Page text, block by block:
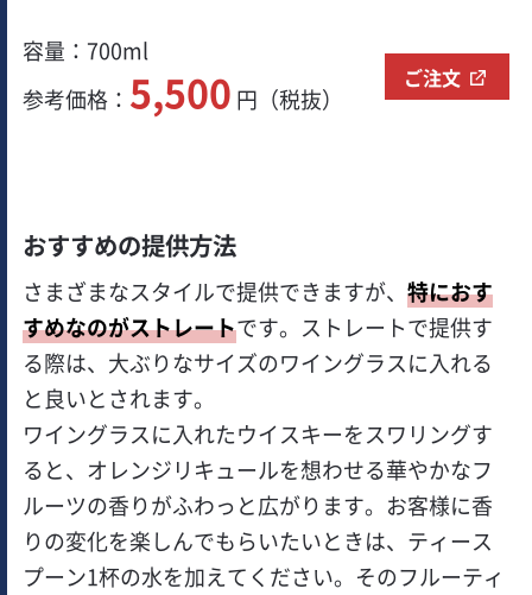
容量：700ml
参考価格： 5,500 円（税抜）
ご注文
おすすめの提供方法
さまざまなスタイルで提供できますが、特におす
すめなのがストレートです。ストレートで提供す
る際は、大ぶりなサイズのワイングラスに入れる
と良いとされます。
ワイングラスに入れたウイスキーをスワリングす
ると、オレンジリキュールを想わせる華やかなフ
ルーツの香りがふわっと広がります。お客様に香
りの変化を楽しんでもらいたいときは、ティース
プーン1杯の水を加えてください。そのフルーティ